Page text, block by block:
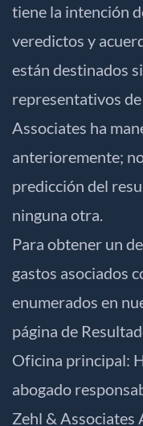
tiene la intención
veredictos y
están destinados
representativos
Associates ha
anterioremente;
predicción del
ninguna otra.
Para obtener un
gastos asociados
enumerados en
página de
Oficina principal:
abogado
Zehl & Associates